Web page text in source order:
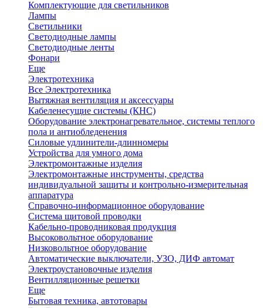
Комплектующие для светильников
Лампы
Светильники
Светодиодные лампы
Светодиодные ленты
Фонари
Еще
Электротехника
Все Электротехника
Вытяжная вентиляция и аксессуары
Кабеленесущие системы (КНС)
Оборудование электронагревательное, системы теплого
пола и антиобледенения
Силовые удлинители-длинномеры
Устройства для умного дома
Электромонтажные изделия
Электромонтажные инструменты, средства
индивидуальной защиты и контрольно-измерительная
аппаратура
Справочно-информационное оборудование
Система щитовой проводки
Кабельно-проводниковая продукция
Высоковольтное оборудование
Низковольтное оборудование
Автоматические выключатели, УЗО, ДИФ автомат
Электроустановочные изделия
Вентилляционные решетки
Еще
Бытовая техника, автотовары